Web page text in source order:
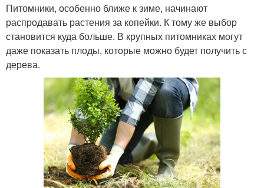
Питомники, особенно ближе к зиме, начинают
распродавать растения за копейки. К тому же выбор
становится куда больше. В крупных питомниках могут
даже показать плоды, которые можно будет получить с
дерева.